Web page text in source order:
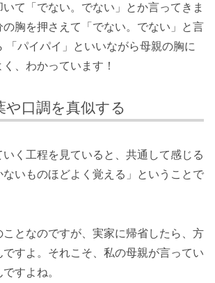
て「でない。でない」とか言ってきま
胸を押さえて「でない。でない」と言
「パイパイ」といいながら母親の胸に
、わかっています！
や口調を真似する
く工程を見ていると、共通して感じる
いものほどよく覚える」ということで
ことなのですが、実家に帰省したら、方
すよ。それこそ、私の母親が言ってい
すよね。